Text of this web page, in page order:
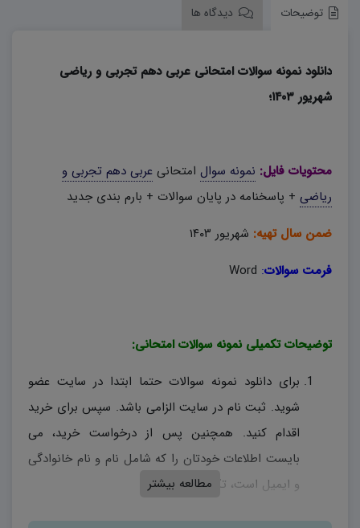
توضیحات دیدگاه ها
دانلود نمونه سوالات امتحانی عربی دهم تجربی و ریاضی
شهریور ۱۴۰۳؛
محتویات فایل: نمونه سوال امتحانی عربی دهم تجربی و
ریاضی + پاسخنامه در پایان سوالات + بارم بندی جدید
ضمن سال تهیه: شهریور ۱۴۰۳
فرمت سوالات:
توضیحات تکمیلی نمونه سوالات امتحانی:
برای دانلود نمونه سوالات حتما ابتدا در سایت عضو
شوید. ثبت نام در سایت الزامی باشد. سپس برای خرید
اقدام کنید. همچنین پس از درخواست خرید، می
بایست اطلاعات خودتان را که شامل نام و نام خانوادگی
و ایمیل است، تکمیل کنید.
مطالعه بیشتر